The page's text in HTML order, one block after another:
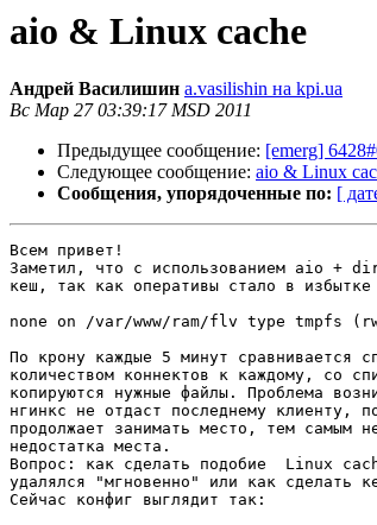
aio & Linux cache
Андрей Василишин a.vasilishin на kpi.ua
Вс Мар 27 03:39:17 MSD 2011
Предыдущее сообщение: [emerg]
Следующее сообщение: aio & Linux
Сообщения, упорядоченные по: [
Всем привет!
Заметил, что с использованием aio +
кеш, так как оперативы стало в
none on /var/www/ram/flv type tmpfs
По крону каждые 5 минут сравнивается
количеством коннектов к каждому, со
копируются нужные файлы. Проблема
нгинкс не отдаст последнему клиенту,
продолжает занимать место, тем самым
недостатка места.
Вопрос: как сделать подобие  Linux
удалялся "мгновенно" или как сделать
Сейчас конфиг выглядит так: